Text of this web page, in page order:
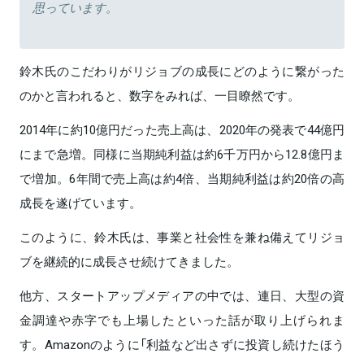
思っています。
鈴木氏のこだわりがリジョブの成長にどのように繋がった
のかと言われると、数字をみれば、一目瞭然です。
2014年に約10億円だった売上高は、2020年の発表で44億円
にまで急増。同様に当期純利益は約6千万円から12.8億円ま
で増加。6年間で売上高は約4倍、当期純利益は約20倍の高
成長を遂げています。
このように、鈴木氏は、事業と社会性を兼ね備えてリジョ
ブを継続的に成長させ続けてきました。
他方、スタートアップメディアの中では、連日、大型の資
金調達や赤字でも上場したといった話が取り上げられま
す。Amazonのように「利益など出さずに投資し続けたほう